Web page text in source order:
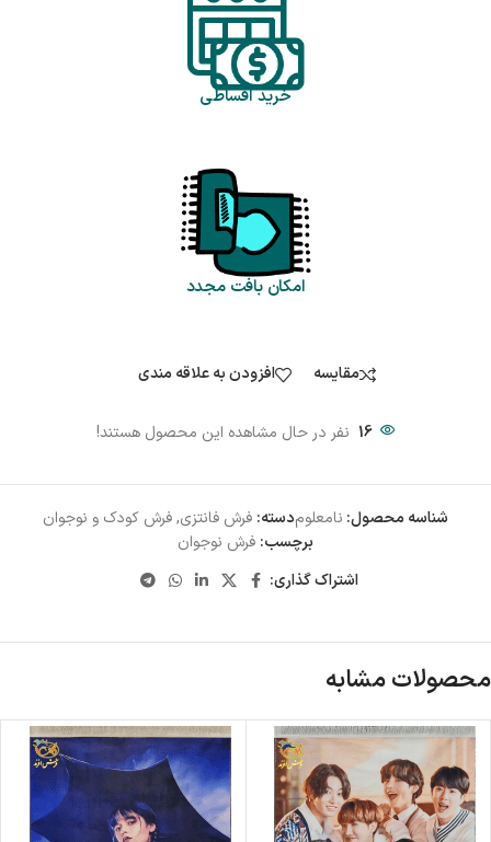
خرید اقساطی
امکان بافت مجدد
مقایسه افزودن به علاقه مندی
16 نفر در حال مشاهده این محصول هستند!
شناسه محصول: نامعلومدسته: فرش فانتزی,فرش کودک و نوجوان
برچسب: فرش نوجوان
اشتراک گذاری:
محصولات مشابه